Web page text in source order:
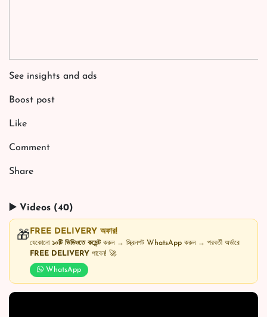
See insights and ads
Boost post
Like
Comment
Share
▶️ Videos (40)
🎁 FREE DELIVERY অফার!
যেকোনো ১০টি ভিডিওতে কমেন্টকরুন → স্ক্রিনশট WhatsApp করুন → পরবর্তী অর্ডারে
FREE DELIVERY পাবেন! 🚀
WhatsApp